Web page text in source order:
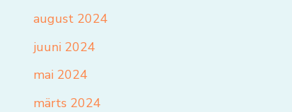
august 2024
juuni 2024
mai 2024
märts 2024